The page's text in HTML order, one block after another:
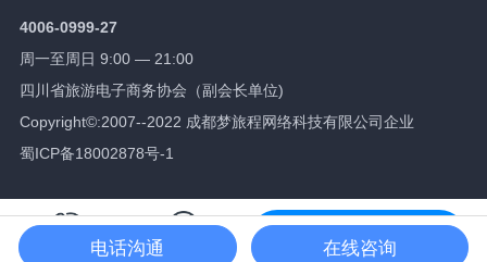
4006-0999-27
周一至周日 9:00 — 21:00
四川省旅游电子商务协会（副会长单位)
Copyright©:2007--2022 成都梦旅程网络科技有限公司企业
蜀ICP备18002878号-1
拨打电话 在线咨询
免费试用
电话沟通 在线咨询